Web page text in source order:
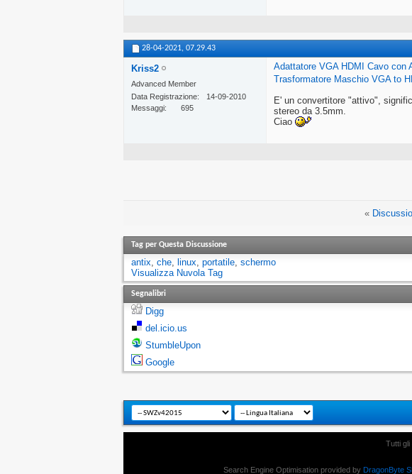
28-04-2021, 07.29.43
Kriss2
Advanced Member
Data Registrazione
14-09-2010
Messaggi
695
Adattatore VGA HDMI Cavo con
Trasformatore Maschio VGA to
E' un convertitore "attivo",
stereo da 3.5mm.
Ciao
«
Tag per Questa Discussione
antix, che, linux, portatile, schermo
Visualizza Nuvola Tag
Segnalibri
Digg
del.icio.us
StumbleUpon
Google
Tutti
Search Engine Optimisation provided by DragonByte